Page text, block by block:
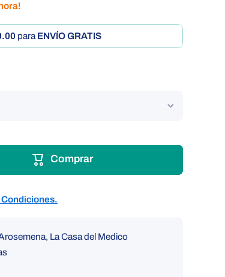
para ENVÍO GRATIS
Comprar
La Casa del Medico